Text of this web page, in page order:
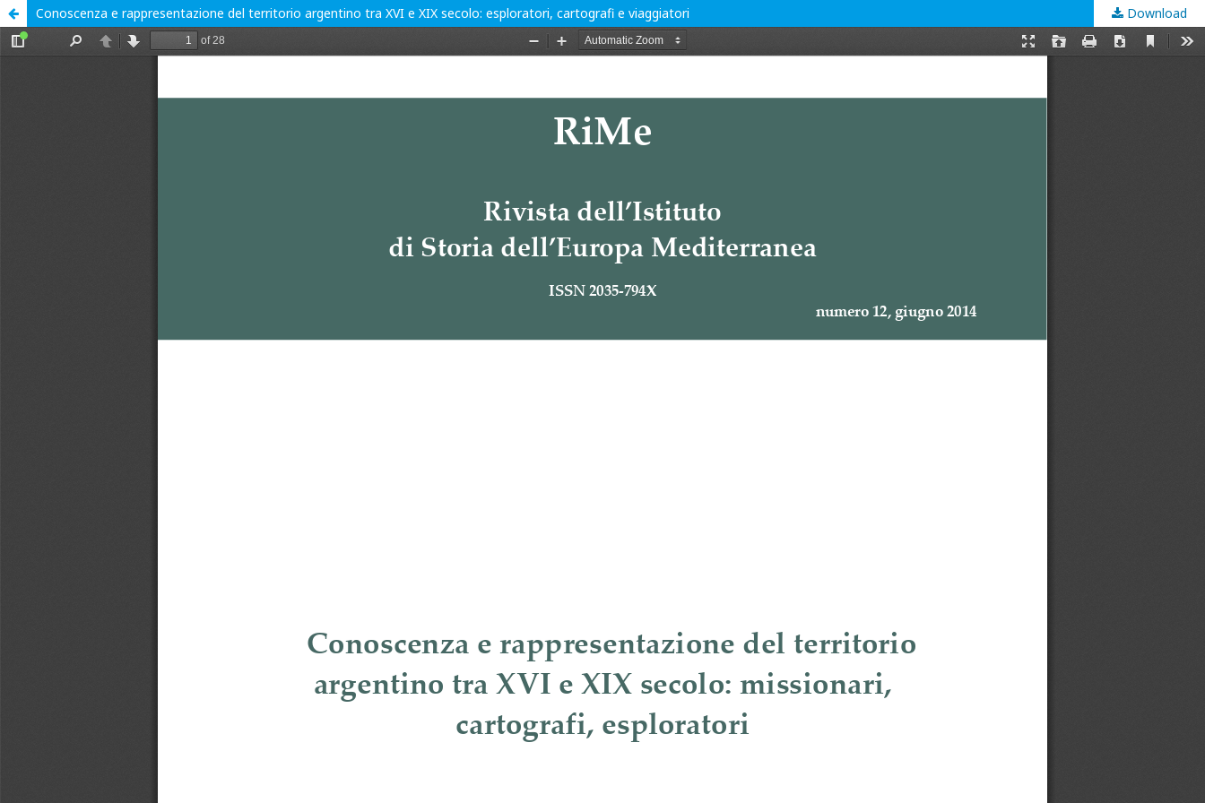
Conoscenza e rappresentazione del territorio argentino tra XVI e XIX secolo: esploratori, cartografi e viaggiatori Download